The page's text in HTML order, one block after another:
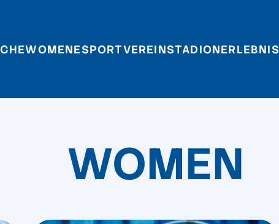
WOMENESPORTVEREINSTADIONERLEBNIS
WOMEN